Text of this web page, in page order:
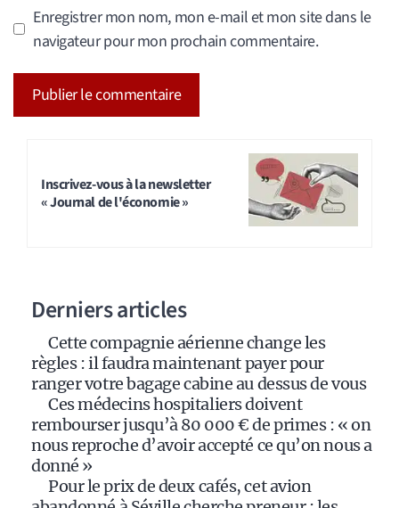
Enregistrer mon nom, mon e-mail et mon site dans le
navigateur pour mon prochain commentaire.
Inscrivez-vous à la newsletter
« Journal de l'économie »
Derniers articles
Cette compagnie aérienne change les
règles : il faudra maintenant payer pour
ranger votre bagage cabine au dessus de vous
Ces médecins hospitaliers doivent
rembourser jusqu’à 80 000 € de primes : « on
nous reproche d’avoir accepté ce qu’on nous a
donné »
Pour le prix de deux cafés, cet avion